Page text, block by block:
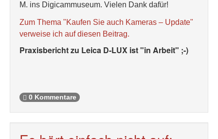
M. ins Digicammuseum. Vielen Dank dafür!
Zum Thema "Kaufen Sie auch Kameras – Update"
verweise ich auf diesen Beitrag.
Praxisbericht zu Leica D-LUX ist "in Arbeit" ;-)
0 Kommentare